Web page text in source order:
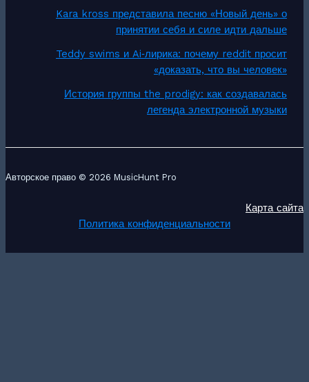
Kara kross представила песню «Новый день» о
принятии себя и силе идти дальше
Teddy swims и Ai‑лирика: почему reddit просит
«доказать, что вы человек»
История группы the prodigy: как создавалась
легенда электронной музыки
Авторское право © 2026 MusicHunt Pro
Карта сайта
Политика конфиденциальности